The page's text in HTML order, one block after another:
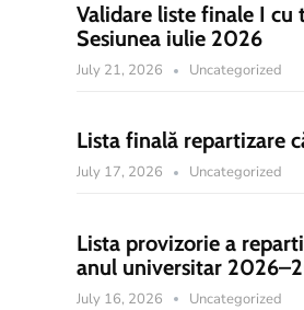
Validare liste finale I
Sesiunea iulie 2026
July 21, 2026 Uncategorized
Lista finală repartizare
July 17, 2026 Uncategorized
Lista provizorie a
anul universitar
July 16, 2026 Uncategorized